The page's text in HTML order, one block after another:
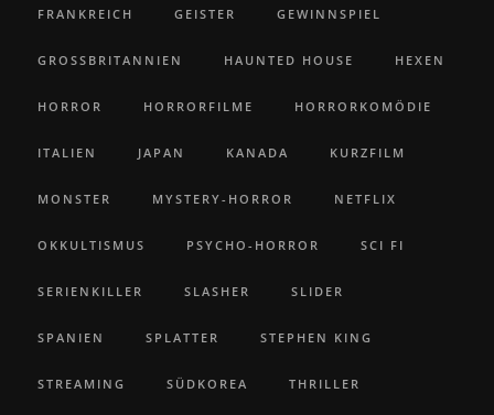
FRANKREICH GEISTER GEWINNSPIEL
GROSSBRITANNIEN HAUNTED HOUSE HEXEN
HORROR HORRORFILME HORRORKOMÖDIE
ITALIEN JAPAN KANADA KURZFILM
MONSTER MYSTERY-HORROR NETFLIX
OKKULTISMUS PSYCHO-HORROR SCI FI
SERIENKILLER SLASHER SLIDER
SPANIEN SPLATTER STEPHEN KING
STREAMING SÜDKOREA THRILLER